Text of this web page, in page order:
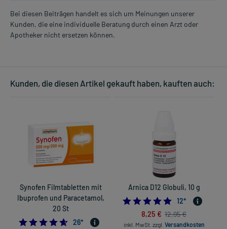
Bei diesen Beiträgen handelt es sich um Meinungen unserer
Kunden, die eine individuelle Beratung durch einen Arzt oder
Apotheker nicht ersetzen können.
Kunden, die diesen Artikel gekauft haben, kauften auch:
Synofen Filmtabletten mit
Ibuprofen und Paracetamol,
20 St
4.576923076923077
26*
Arnica D12 Globuli, 10 g
5.0
12*
8,25 € 12,95 €
inkl. MwSt. zzgl. Versandkosten